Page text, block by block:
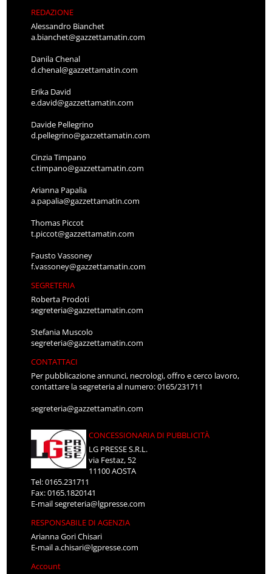
REDAZIONE
Alessandro Bianchet
a.bianchet@gazzettamatin.com
Danila Chenal
d.chenal@gazzettamatin.com
Erika David
e.david@gazzettamatin.com
Davide Pellegrino
d.pellegrino@gazzettamatin.com
Cinzia Timpano
c.timpano@gazzettamatin.com
Arianna Papalia
a.papalia@gazzettamatin.com
Thomas Piccot
t.piccot@gazzettamatin.com
Fausto Vassoney
f.vassoney@gazzettamatin.com
SEGRETERIA
Roberta Prodoti
segreteria@gazzettamatin.com
Stefania Muscolo
segreteria@gazzettamatin.com
CONTATTACI
Per pubblicazione annunci, necrologi, offro e cerco lavoro,
contattare la segreteria al numero: 0165/231711
segreteria@gazzettamatin.com
CONCESSIONARIA DI PUBBLICITÀ
LG PRESSE S.R.L.
via Festaz, 52
11100 AOSTA
Tel: 0165.231711
Fax: 0165.1820141
E-mailsegreteria@lgpresse.com
RESPONSABILE DI AGENZIA
Arianna Gori Chisari
E-maila.chisari@lgpresse.com
Account